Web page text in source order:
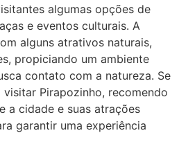
algumas opções de
e eventos culturais. A
alguns atrativos naturais,
propiciando um ambiente
contato com a natureza. Se
Pirapozinho, recomendo
a cidade e suas atrações
garantir uma experiência
2026 17:09:25
em
www.proaborto.com)
vocês sabem dizer
já tomou os remédio se
que para de menstruar
a sair um líquido